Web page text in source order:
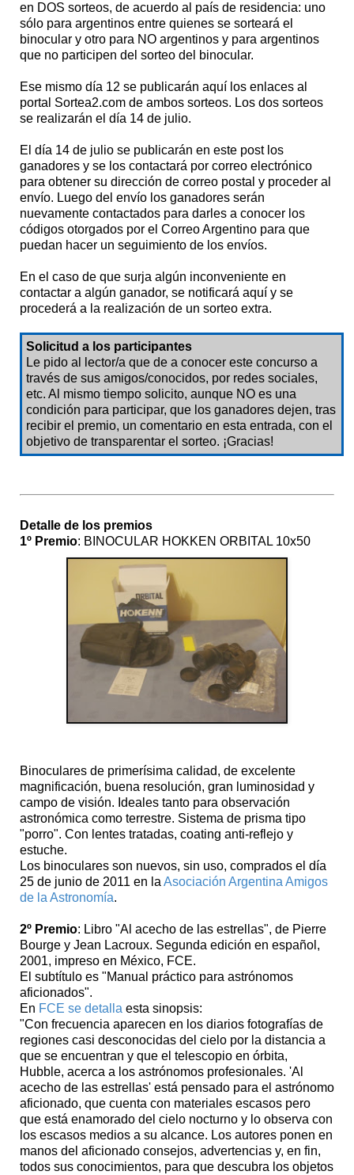
en DOS sorteos, de acuerdo al país de residencia: uno
sólo para argentinos entre quienes se sorteará el
binocular y otro para NO argentinos y para argentinos
que no participen del sorteo del binocular.
Ese mismo día 12 se publicarán aquí los enlaces al
portal Sortea2.com de ambos sorteos. Los dos sorteos
se realizarán el día 14 de julio.
El día 14 de julio se publicarán en este post los
ganadores y se los contactará por correo electrónico
para obtener su dirección de correo postal y proceder al
envío. Luego del envío los ganadores serán
nuevamente contactados para darles a conocer los
códigos otorgados por el Correo Argentino para que
puedan hacer un seguimiento de los envíos.
En el caso de que surja algún inconveniente en
contactar a algún ganador, se notificará aquí y se
procederá a la realización de un sorteo extra.
Solicitud a los participantes
Le pido al lector/a que de a conocer este concurso a
través de sus amigos/conocidos, por redes sociales,
etc. Al mismo tiempo solicito, aunque NO es una
condición para participar, que los ganadores dejen, tras
recibir el premio, un comentario en esta entrada, con el
objetivo de transparentar el sorteo. ¡Gracias!
Detalle de los premios
1º Premio: BINOCULAR HOKKEN ORBITAL 10x50
Binoculares de primerísima calidad, de excelente
magnificación, buena resolución, gran luminosidad y
campo de visión. Ideales tanto para observación
astronómica como terrestre. Sistema de prisma tipo
"porro". Con lentes tratadas, coating anti-reflejo y
estuche.
Los binoculares son nuevos, sin uso, comprados el día
25 de junio de 2011 en la Asociación Argentina Amigos
de la Astronomía.
2º Premio: Libro "Al acecho de las estrellas", de Pierre
Bourge y Jean Lacroux. Segunda edición en español,
2001, impreso en México, FCE.
El subtítulo es "Manual práctico para astrónomos
aficionados".
En FCE se detalla esta sinopsis:
"Con frecuencia aparecen en los diarios fotografías de
regiones casi desconocidas del cielo por la distancia a
que se encuentran y que el telescopio en órbita,
Hubble, acerca a los astrónomos profesionales. 'Al
acecho de las estrellas' está pensado para el astrónomo
aficionado, que cuenta con materiales escasos pero
que está enamorado del cielo nocturno y lo observa con
los escasos medios a su alcance. Los autores ponen en
manos del aficionado consejos, advertencias y, en fin,
todos sus conocimientos, para que descubra los objetos